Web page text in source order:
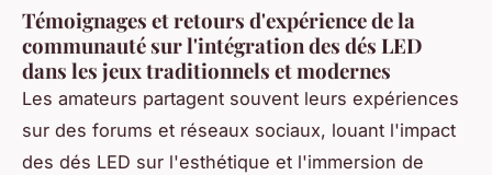
Témoignages et retours d'expérience de la
communauté sur l'intégration des dés LED
dans les jeux traditionnels et modernes
Les amateurs partagent souvent leurs expériences
sur des forums et réseaux sociaux, louant l'impact
des dés LED sur l'esthétique et l'immersion de